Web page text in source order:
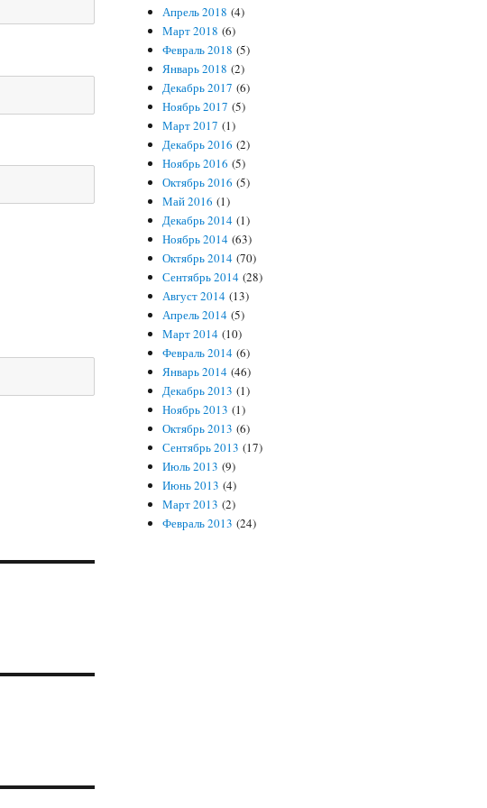
Апрель 2018 (4)
Март 2018 (6)
Февраль 2018 (5)
Январь 2018 (2)
Декабрь 2017 (6)
Ноябрь 2017 (5)
Март 2017 (1)
Декабрь 2016 (2)
Ноябрь 2016 (5)
Октябрь 2016 (5)
Май 2016 (1)
Декабрь 2014 (1)
Ноябрь 2014 (63)
Октябрь 2014 (70)
Сентябрь 2014 (28)
Август 2014 (13)
Апрель 2014 (5)
Март 2014 (10)
Февраль 2014 (6)
Январь 2014 (46)
Декабрь 2013 (1)
Ноябрь 2013 (1)
Октябрь 2013 (6)
Сентябрь 2013 (17)
Июль 2013 (9)
Июнь 2013 (4)
Март 2013 (2)
Февраль 2013 (24)